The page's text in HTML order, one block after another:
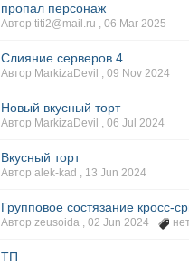
пропал персонаж
Автор titi2@mail.ru ,06 Mar 2025
Слияние серверов 4.
Автор MarkizaDevil ,09 Nov 2024
Новый вкусный торт
Автор MarkizaDevil ,06 Jul 2024
Вкусный торт
Автор alek-kad , 13 Jun 2024
Групповое состязание кросс-
Автор zeusoida ,02 Jun 2024
ТП